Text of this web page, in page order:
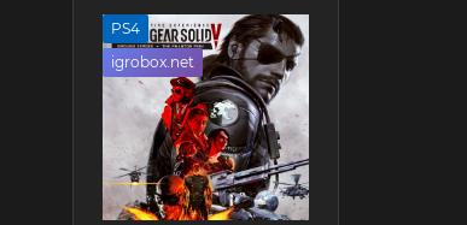
PS4
igrobox.net